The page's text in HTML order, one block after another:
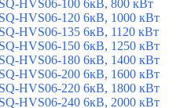
HVS06-100 6кВ, 800 кВт
HVS06-120 6кВ, 1000 кВт
HVS06-135 6кВ, 1120 кВт
HVS06-150 6кВ, 1250 кВт
HVS06-180 6кВ, 1400 кВт
HVS06-200 6кВ, 1600 кВт
HVS06-220 6кВ, 1800 кВт
HVS06-240 6кВ, 2000 кВт